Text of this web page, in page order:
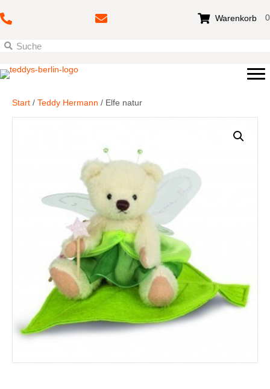
Warenkorb 0
Start / Teddy Hermann / Elfe natur